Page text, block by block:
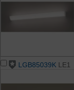
LGB85039K LE1